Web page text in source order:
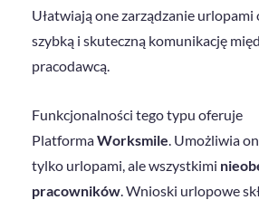
Ułatwiają one zarządzanie urlopami
szybką i skuteczną komunikację
pracodawcą.
Funkcjonalności tego typu oferuje
PlatformaWorksmile . Umożliwia
tylko urlopami, ale wszystkimi
pracowników . Wnioski urlopowe